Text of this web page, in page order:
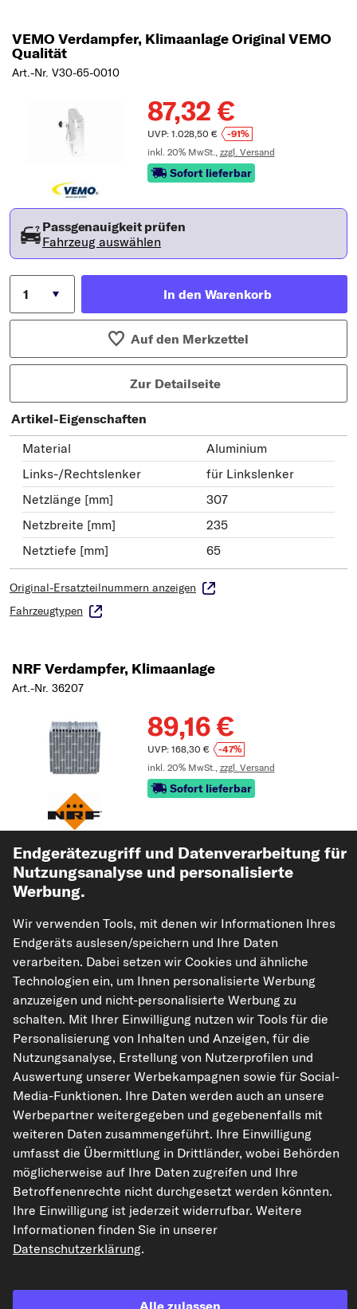
VEMO Verdampfer, Klimaanlage Original VEMO
Qualität
Art.-Nr. V30-65-0010
87,32 €
UVP: 1.028,50 €
-91%
inkl. 20% MwSt., zzgl. Versand
Sofort lieferbar
Passgenauigkeit prüfen
Fahrzeug auswählen
In den Warenkorb
Auf den Merkzettel
Zur Detailseite
Artikel-Eigenschaften
Material
Aluminium
Links-/Rechtslenker
für Linkslenker
Netzlänge [mm]
307
Netzbreite [mm]
235
Netztiefe [mm]
65
Original-Ersatzteilnummern anzeigen
Fahrzeugtypen
NRF Verdampfer, Klimaanlage
Art.-Nr. 36207
89,16 €
UVP: 168,30 €
-47%
inkl. 20% MwSt., zzgl. Versand
Sofort lieferbar
Passgenauigkeit prüfen
Fahrzeug auswählen
In den Warenkorb
Auf den Merkzettel
Zur Detailseite
Artikel-Eigenschaften
Garantie
3 Jahre Garantie
Netzlänge [mm]
180
Netzbreite [mm]
205
Netztiefe [mm]
90
Ergänzungsartikel/Ergänz
ende Info
mit Dichtungen
Original-Ersatzteilnummern anzeigen
Fahrzeugtypen
Endgerätezugriff und Datenverarbeitung für
Nutzungsanalyse und personalisierte
Werbung.
Wir verwenden Tools, mit denen wir Informationen Ihres
Endgeräts auslesen/speichern und Ihre Daten
verarbeiten. Dabei setzen wir Cookies und ähnliche
Technologien ein, um Ihnen personalisierte Werbung
anzuzeigen und nicht-personalisierte Werbung zu
schalten. Mit Ihrer Einwilligung nutzen wir Tools für die
Personalisierung von Inhalten und Anzeigen, für die
Nutzungsanalyse, Erstellung von Nutzerprofilen und
Auswertung unserer Werbekampagnen sowie für Social-
Media-Funktionen. Ihre Daten werden auch an unsere
Werbepartner weitergegeben und gegebenenfalls mit
weiteren Daten zusammengeführt. Ihre Einwilligung
umfasst die Übermittlung in Drittländer, wobei Behörden
möglicherweise auf Ihre Daten zugreifen und Ihre
Betroffenenrechte nicht durchgesetzt werden könnten.
Ihre Einwilligung ist jederzeit widerrufbar. Weitere
Informationen finden Sie in unserer
Datenschutzerklärung.
Alle zulassen